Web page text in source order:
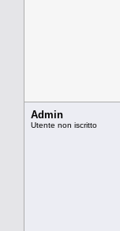
Admin
Utente non iscritto